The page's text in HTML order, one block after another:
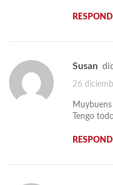
Susan
26
Muybuens
Tengo